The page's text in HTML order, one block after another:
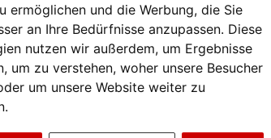
ermöglichen und die Werbung, die Sie
an Ihre Bedürfnisse anzupassen. Diese
nutzen wir außerdem, um Ergebnisse
um zu verstehen, woher unsere Besucher
um unsere Website weiter zu
Format
Farbe